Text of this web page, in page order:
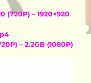
(720P) – 1920×920
– 2.2GB (1080P)